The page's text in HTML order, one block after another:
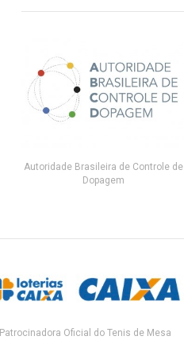
Autoridade Brasileira de Controle de
Dopagem
Patrocinadora Oficial do Tenis de Mesa